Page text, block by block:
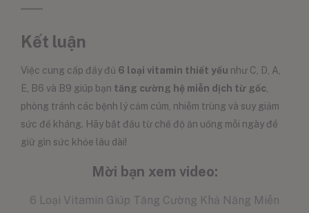
Kết luận
Việc cung cấp đầy đủ 6 loại vitamin thiết yếu như C, D, A,
E, B6 và B9 giúp bạn tăng cường hệ miễn dịch từ gốc
phòng tránh các bệnh lý cảm cúm, nhiễm trùng và suy giảm
sức đề kháng. Hãy bắt đầu từ chế độ ăn uống mỗi ngày để
giữ gìn sức khỏe lâu dài!
Mời bạn xem video:
6 Loại Vitamin Giúp Tăng Cường Khả Năng Miễn